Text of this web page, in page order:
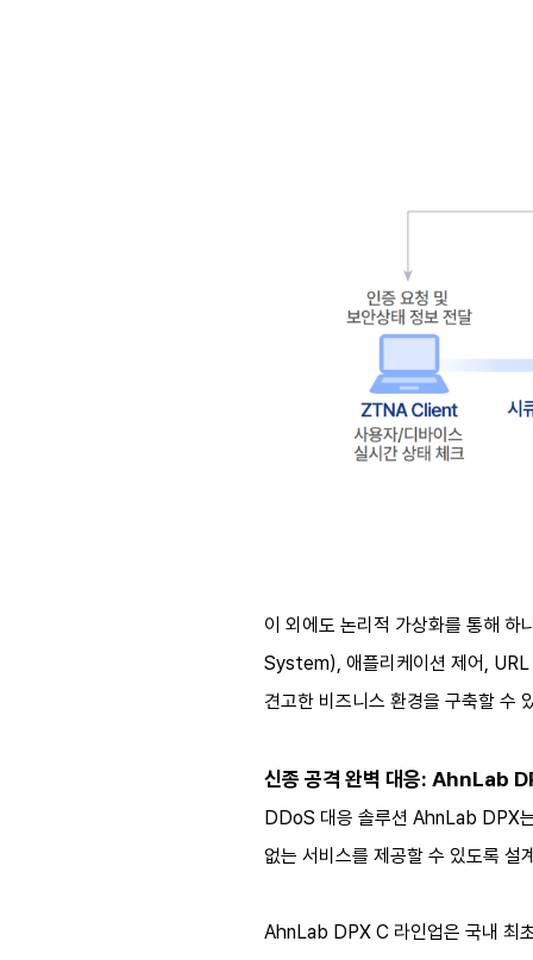
이 외에도 논리적 가상화를 통해
System), 애플리케이션 제어,
견고한 비즈니스 환경을 구축할 수
신종 공격 완벽 대응: AhnLab
DDoS 대응 솔루션 AhnLab DPX
없는 서비스를 제공할 수 있도록 설
AhnLab DPX C 라인업은 국내 최